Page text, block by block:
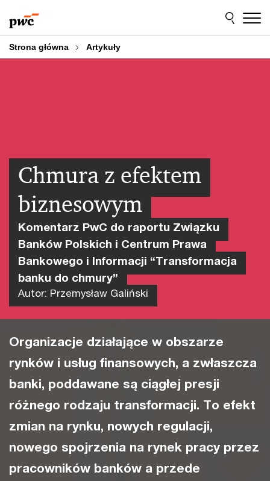
do
treści
do
stopki
Strona główna Artykuły
Chmura z efektem
biznesowym
Komentarz PwC do raportu Związku
Banków Polskich i Centrum Prawa
Bankowego i Informacji “Transformacja
banku do chmury”
Autor: Przemysław Galiński
Organizacje działające w obszarze
rynków i usług finansowych, a zwłaszcza
banki, poddawane są ciągłej presji
różnego rodzaju transformacji. To efekt
zmian na rynku, nowych regulacji,
nowego spojrzenia na rynek pracy przez
pracowników banków a przede